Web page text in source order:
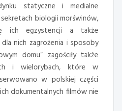
statyczne i medialne
biologii morświnów,
ich egzystencji a także
dla nich zagrożenia i sposoby
domu” zagościły także
i wielorybach, które w
w polskiej części
dokumentalnych filmów nie